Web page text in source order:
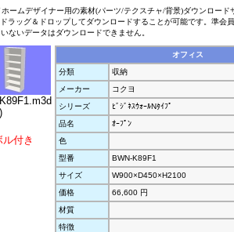
ームデザイナー用の素材(パーツ/テクスチャ/背景)ダウンロード
ラッグ＆ドロップしてダウンロードすることが可能です。準会
ないデータはダウンロードできません。
ル付き
オフィス
分類
収納
メーカー
コクヨ
シリーズ
ﾋﾞｼﾞﾈｽｳｫｰﾙNﾀｲﾌﾟ
品名
ｵｰﾌﾟﾝ
色
型番
BWN-K89F1
サイズ
W900×D450×H2100
価格
66,600 円
材質
特徴